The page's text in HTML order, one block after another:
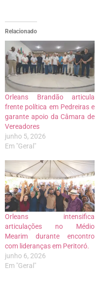
Relacionado
Orleans Brandão articula
frente política em Pedreiras e
garante apoio da Câmara de
Vereadores
junho 5, 2026
Em "Geral"
Orleans intensifica
articulações no Médio
Mearim durante encontro
com lideranças em Peritoró.
junho 6, 2026
Em "Geral"